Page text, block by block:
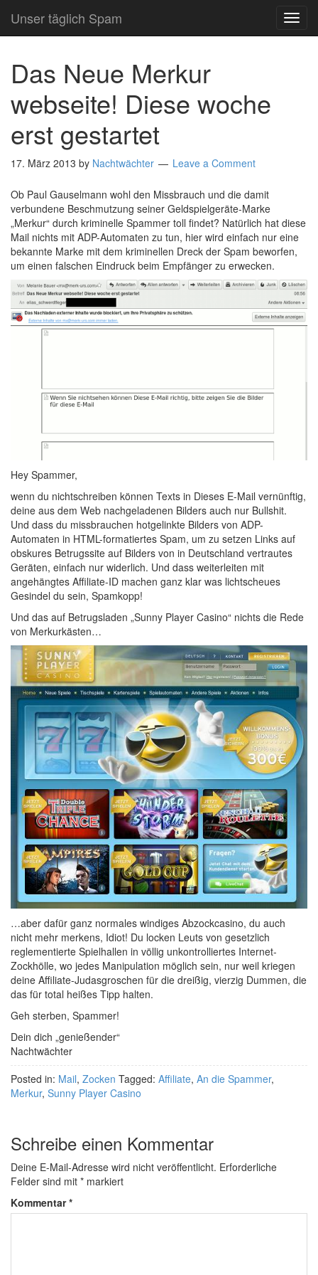
Unser täglich Spam
Das Neue Merkur
webseite! Diese woche
erst gestartet
17. März 2013 by Nachtwächter Leave a Comment
Ob Paul Gauselmann wohl den Missbrauch und die damit
verbundene Beschmutzung seiner Geldspielgeräte-Marke
„Merkur“ durch kriminelle Spammer toll findet? Natürlich hat diese
Mail nichts mit ADP-Automaten zu tun, hier wird einfach nur eine
bekannte Marke mit dem kriminellen Dreck der Spam beworfen,
um einen falschen Eindruck beim Empfänger zu erwecken.
Hey Spammer,
wenn du nichtschreiben können Texts in Dieses E-Mail vernünftig,
deine aus dem Web nachgeladenen Bilders auch nur Bullshit.
Und dass du missbrauchen hotgelinkte Bilders von ADP-
Automaten in HTML-formatiertes Spam, um zu setzen Links auf
obskures Betrugssite auf Bilders von in Deutschland vertrautes
Geräten, einfach nur widerlich. Und dass weiterleiten mit
angehängtes Affiliate-ID machen ganz klar was lichtscheues
Gesindel du sein, Spamkopp!
Und das auf Betrugsladen „Sunny Player Casino“ nichts die Rede
von Merkurkästen…
…aber dafür ganz normales windiges Abzockcasino, du auch
nicht mehr merkens, Idiot! Du locken Leuts von gesetzlich
reglementierte Spielhallen in völlig unkontrolliertes Internet-
Zockhölle, wo jedes Manipulation möglich sein, nur weil kriegen
deine Affiliate-Judasgroschen für die dreißig, vierzig Dummen, die
das für total heißes Tipp halten.
Geh sterben, Spammer!
Dein dich „genießender“
Nachtwächter
Posted in: Mail, Zocken Tagged: Affiliate, An die Spammer,
Merkur, Sunny Player Casino
Schreibe einen Kommentar
Deine E-Mail-Adresse wird nicht veröffentlicht. Erforderliche
Felder sind mit * markiert
Kommentar*